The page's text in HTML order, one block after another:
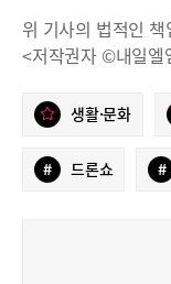
위 기사의 법적인
<저작권자 ©내일엘
생활·문화
# 드론쇼 #